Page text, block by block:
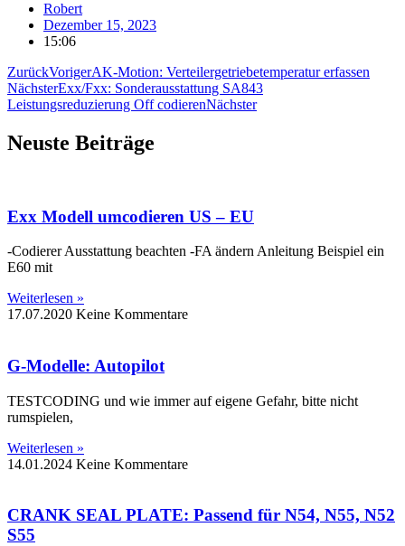
Robert
Dezember 15, 2023
15:06
ZurückVorigerAK-Motion: Verteilergetriebetemperatur erfassen
NächsterExx/Fxx: Sonderausstattung SA843
Leistungsreduzierung Off codierenNächster
Neuste Beiträge
Exx Modell umcodieren US – EU
-Codierer Ausstattung beachten -FA ändern Anleitung Beispiel ein
E60 mit
Weiterlesen »
17.07.2020 Keine Kommentare
G-Modelle: Autopilot
TESTCODING und wie immer auf eigene Gefahr, bitte nicht
rumspielen,
Weiterlesen »
14.01.2024 Keine Kommentare
CRANK SEAL PLATE: Passend für N54, N55, N52
S55